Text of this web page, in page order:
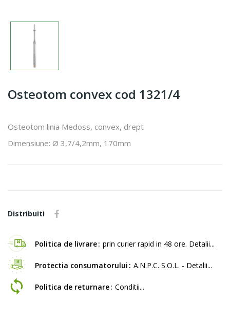
Osteotom convex cod 1321/4
Osteotom linia Medoss, convex, drept
Dimensiune: Ø 3,7/4,2mm, 170mm
Distribuiti
Politica de livrare prin curier rapid in 48 ore. Detalii...
Protectia consumatorului A.N.P.C. S.O.L. - Detalii...
Politica de returnare Conditii...